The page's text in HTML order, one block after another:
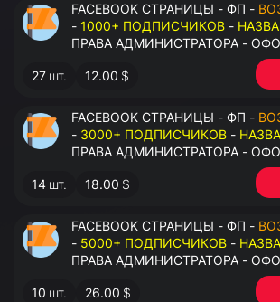
FACEBOOK СТРАНИЦЫ - ФП -
- 1000+ ПОДПИСЧИКОВ -
ПРАВА АДМИНИСТРАТОРА -
ЗАПОЛНЕННАЯ ИНФОРМАЦИЯ -
27 шт. 12.00 $
FACEBOOK СТРАНИЦЫ - ФП -
- 3000+ ПОДПИСЧИКОВ -
ПРАВА АДМИНИСТРАТОРА -
ЗАПОЛНЕННАЯ ИНФОРМАЦИЯ -
14 шт. 18.00 $
FACEBOOK СТРАНИЦЫ - ФП -
- 5000+ ПОДПИСЧИКОВ -
ПРАВА АДМИНИСТРАТОРА -
ЗАПОЛНЕННАЯ ИНФОРМАЦИЯ -
10 шт. 26.00 $